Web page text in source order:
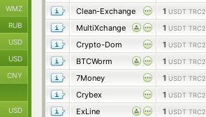
Clean-Exchange
1 USDT
MultiXchange
1 USDT
Crypto-Dom
1 USDT
BTCWorm
1 USDT
7Money
1 USDT
Crybex
1 USDT
ExLine
1 USDT
WMZ
RUB
USD
USD
CNY
USD